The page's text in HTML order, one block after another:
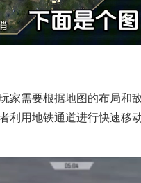
需要根据地图的布局和
利用地铁通道进行快速移